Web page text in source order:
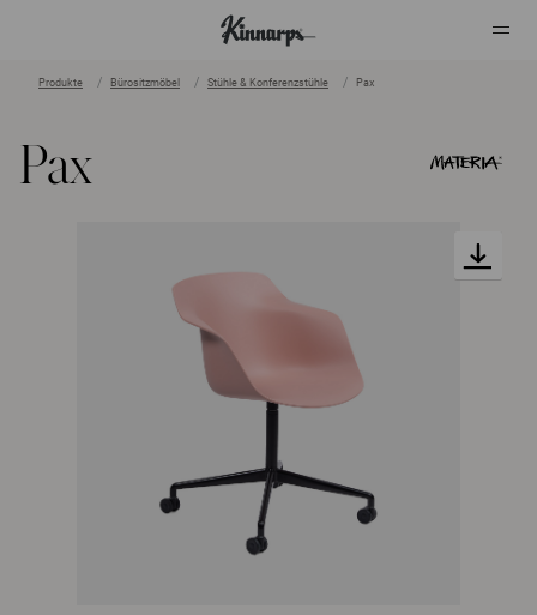
Produkte Bürositzmöbel Stühle & Konferenzstühle Pax
Pax